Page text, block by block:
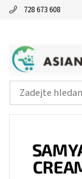
728 673 608